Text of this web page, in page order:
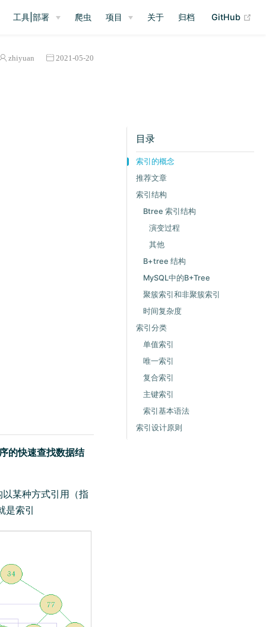
工具|部署 爬虫 项目 关于 归档 GitHub
zhiyuan 2021-05-20
目录
索引的概念
推荐文章
索引结构
Btree 索引结构
演变过程
其他
B+tree 结构
MySQL中的B+Tree
聚簇索引和非聚簇索引
时间复杂度
索引分类
单值索引
唯一索引
复合索引
主键索引
索引基本语法
索引设计原则
的快速查找数据结
某种方式引用（指
是索引